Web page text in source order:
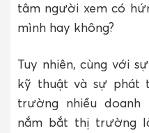
tâm người xem có
mình hay không?
Tuy nhiên, cùng với
kỹ thuật và sự phát
trường nhiều doanh
nắm bắt thị trường